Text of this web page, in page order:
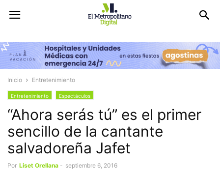
Inicio Entretenimiento
Entretenimiento Espectáculos
“Ahora serás tú” es el primer
sencillo de la cantante
salvadoreña Jafet
Por Liset Orellana - septiembre 6, 2016